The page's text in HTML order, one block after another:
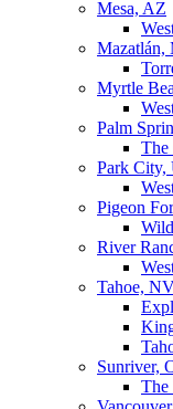
Mesa, AZ
Mazatlán,
Myrtle
Palm
The
Park City,
Pigeon
River
Tahoe,
Sunriver,
The